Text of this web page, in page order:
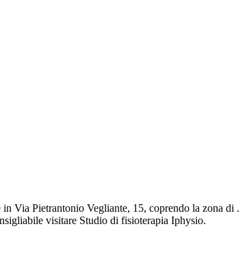
Via Pietrantonio Vegliante, 15, coprendo la zona di .
visitare Studio di fisioterapia Iphysio.